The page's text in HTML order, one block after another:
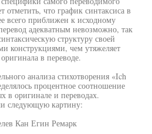
отметить, что график синтаксиса в
всего приближен к исходному
адекватным невозможно, так
структуру своей
конструкциями, чем утяжеляет
в переводе.
анализа стихотворения «Ich
процентное соотношение
в оригинале и переводах.
следующую картину:
Кан Егин Ремарк